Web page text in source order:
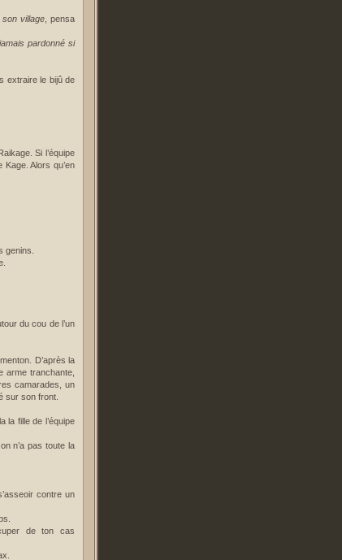
village, pensa
pardonné si
extraire le bijû de
Si l’équipe
Alors qu’en
genins.
du cou de l’un
D’après la
arme tranchante,
camarades, un
sur son front.
la fille de l’équipe
n’a pas toute la
contre un
de ton cas